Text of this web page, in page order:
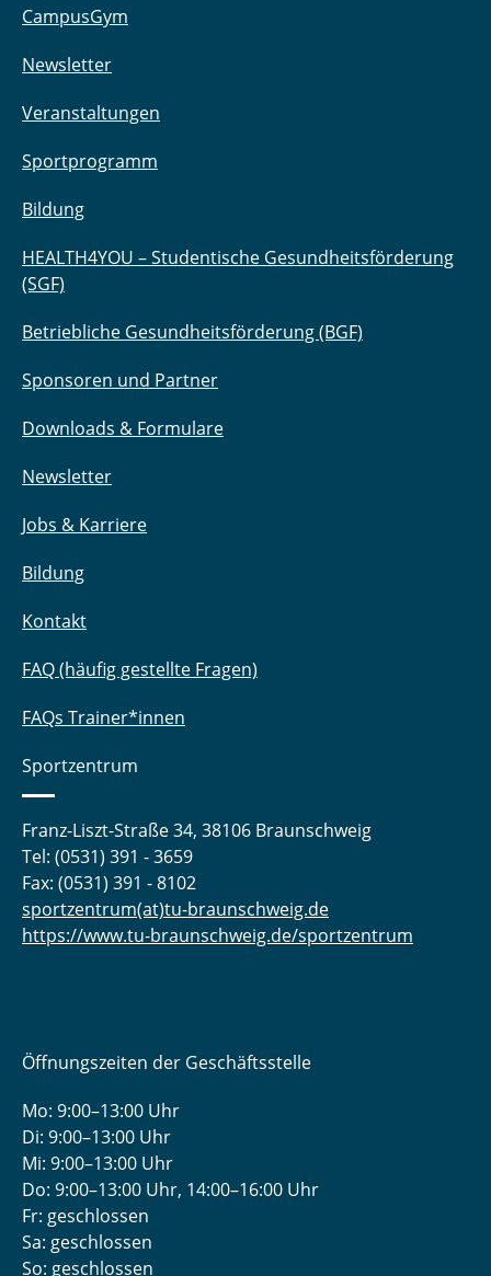
CampusGym
Newsletter
Veranstaltungen
Sportprogramm
Bildung
HEALTH4YOU – Studentische Gesundheitsförderung
(SGF)
Betriebliche Gesundheitsförderung (BGF)
Sponsoren und Partner
Downloads & Formulare
Newsletter
Jobs & Karriere
Bildung
Kontakt
FAQ (häufig gestellte Fragen)
FAQs Trainer*innen
Sportzentrum
Franz-Liszt-Straße 34, 38106 Braunschweig
Tel: (0531) 391 - 3659
Fax: (0531) 391 - 8102
sportzentrum(at)tu-braunschweig.de
https://www.tu-braunschweig.de/sportzentrum
Öffnungszeiten der Geschäftsstelle
Mo: 9:00–13:00 Uhr
Di: 9:00–13:00 Uhr
Mi: 9:00–13:00 Uhr
Do: 9:00­–13:00 Uhr, 14:00­–16:00 Uhr
Fr: geschlossen
Sa: geschlossen
So: geschlossen